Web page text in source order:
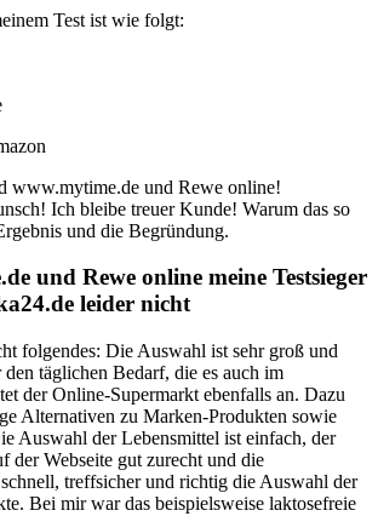
Test ist wie folgt:
www.mytime.de und Rewe online!
Ich bleibe treuer Kunde! Warum das so
und die Begründung.
und Rewe online meine Testsieger
leider nicht
folgendes: Die Auswahl ist sehr groß und
täglichen Bedarf, die es auch im
der Online-Supermarkt ebenfalls an. Dazu
Alternativen zu Marken-Produkten sowie
Auswahl der Lebensmittel ist einfach, der
der Webseite gut zurecht und die
treffsicher und richtig die Auswahl der
Bei mir war das beispielsweise laktosefreie